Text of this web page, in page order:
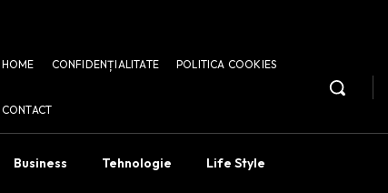
HOME CONFIDENȚIALITATE POLITICA COOKIES
CONTACT
Business Tehnologie Life Style